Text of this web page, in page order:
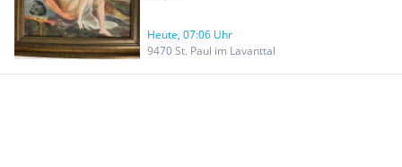
Heute, 07:06 Uhr
9470 St. Paul im Lavanttal